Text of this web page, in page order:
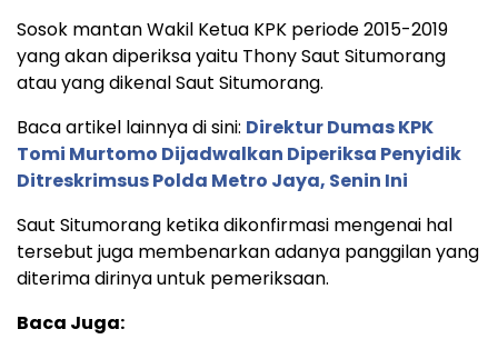
Sosok mantan Wakil Ketua KPK periode 2015-2019
yang akan diperiksa yaitu Thony Saut Situmorang
atau yang dikenal Saut Situmorang.
Baca artikel lainnya di sini: Direktur Dumas KPK
Tomi Murtomo Dijadwalkan Diperiksa Penyidik
Ditreskrimsus Polda Metro Jaya, Senin Ini
Saut Situmorang ketika dikonfirmasi mengenai hal
tersebut juga membenarkan adanya panggilan yang
diterima dirinya untuk pemeriksaan.
Baca Juga: